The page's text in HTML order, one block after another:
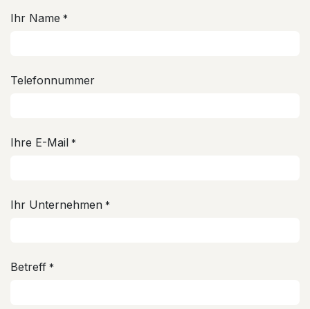
Ihr Name *
Telefonnummer
Ihre E-Mail *
Ihr Unternehmen *
Betreff *